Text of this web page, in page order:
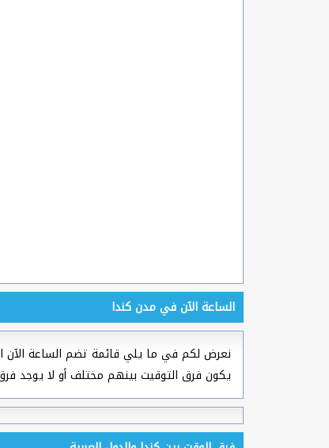
الساعة الآن في مدن كندا
نعرض لكم في ما يلي قائمة تضم الساعة الآن
يكون فرق التوقيت بينهم مختلف أو لا يوجد